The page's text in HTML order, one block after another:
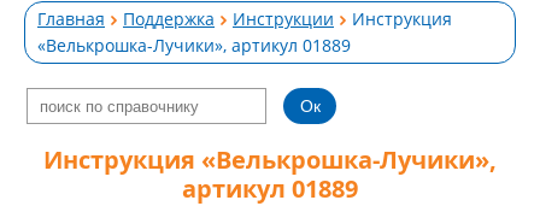
Главная Поддержка Инструкции
Инструкция
«Велькрошка-Лучики», артикул 01889
Инструкция «Велькрошка-Лучики»,
артикул 01889